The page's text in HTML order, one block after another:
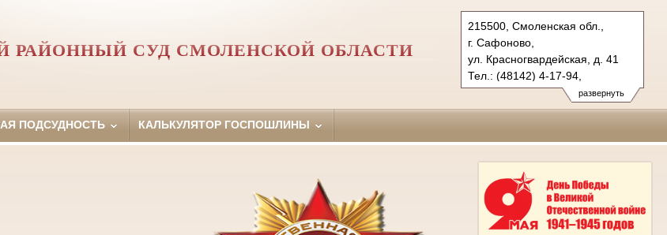
развернуть
215500, Смоленская обл.,
г. Сафоново,
ул. Красногвардейская, д. 41
Тел.: (48142) 4-17-94,
(48139) 2-14-72
safonovo.sml@sudrf.ru
РАЙОННЫЙ СУД СМОЛЕНСКОЙ ОБЛАСТИ
ПОДСУДНОСТЬ КАЛЬКУЛЯТОР ГОСПОШЛИНЫ